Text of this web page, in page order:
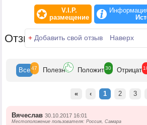
Почта России".
V.I.P.
размещение
Отзывы
+ Добавить свой отзыв Наверх
Все 47 Полезн Положит 30 Отрицат
« ‹ 1 2 3
Вячеслав 30.10.2017 16:01
Местоположение пользователя: Россия, Самара